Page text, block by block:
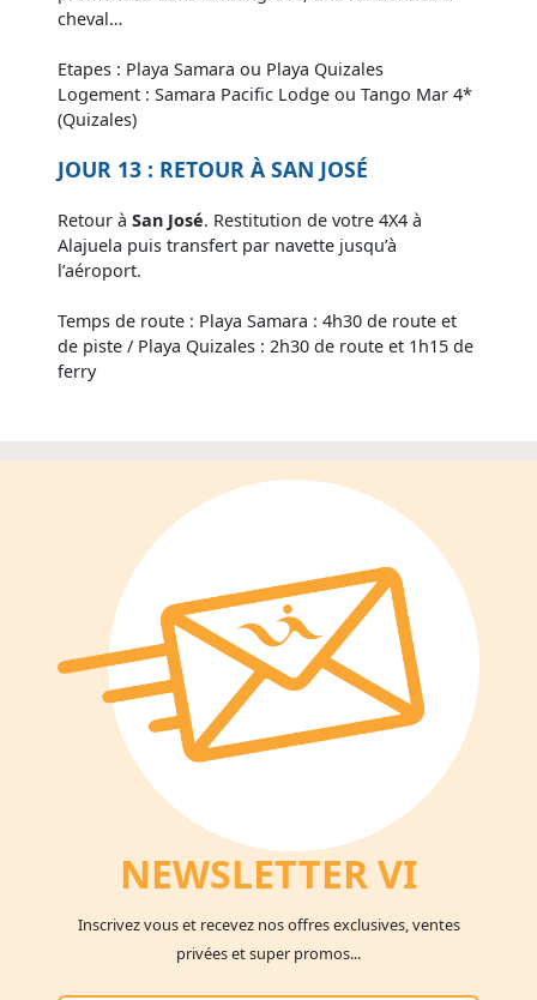
cheval…
Etapes : Playa Samara ou Playa Quizales
Logement : Samara Pacific Lodge ou Tango Mar 4*
(Quizales)
JOUR 13 : RETOUR À SAN JOSÉ
Retour à San José. Restitution de votre 4X4 à
Alajuela puis transfert par navette jusqu’à
l’aéroport.
Temps de route : Playa Samara : 4h30 de route et
de piste / Playa Quizales : 2h30 de route et 1h15 de
ferry
NEWSLETTER VI
Inscrivez vous et recevez nos offres exclusives, ventes
privées et super promos...